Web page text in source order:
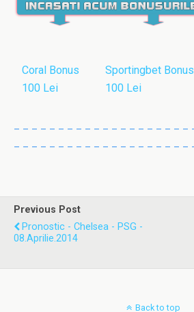
Coral Bonus
100 Lei
Sportingbet Bonus
100 Lei
Previous Post
Pronostic - Chelsea - PSG -
08.Aprilie.2014
Back to top